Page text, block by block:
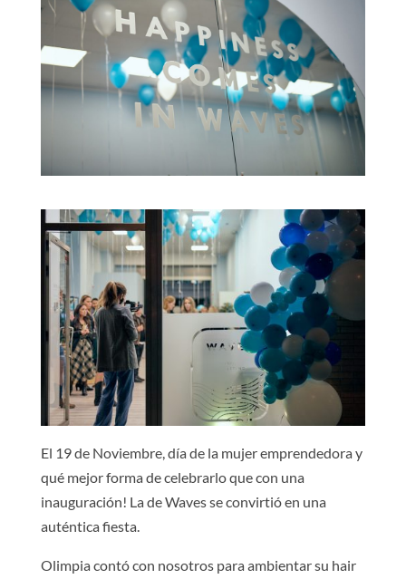
El 19 de Noviembre, día de la mujer emprendedora y
qué mejor forma de celebrarlo que con una
inauguración! La de Waves se convirtió en una
auténtica fiesta.
Olimpia contó con nosotros para ambientar su hair